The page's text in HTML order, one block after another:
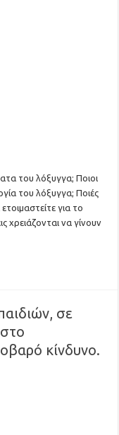
του λόξυγγα; Ποιοι
του λόξυγγα; Ποιές
για το
χρειάζονται να γίνουν
σε
κίνδυνο.